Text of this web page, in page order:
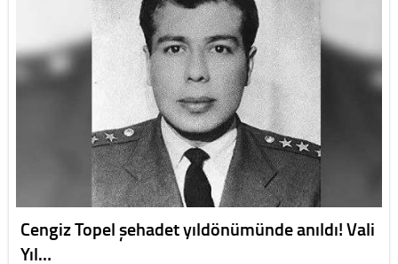
Cengiz Topel şehadet yıldönümünde anıldı! Vali
Yıl…